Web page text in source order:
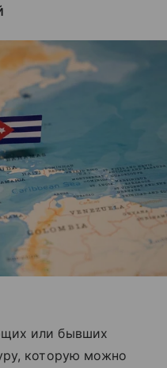
или бывших
которую можно